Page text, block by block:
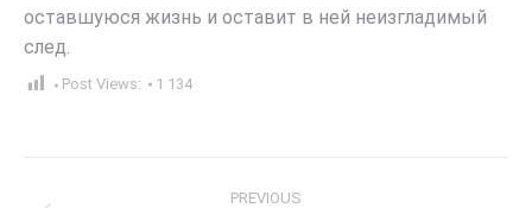
оставшуюся жизнь и оставит в ней неизгладимый
след.
Post Views: 1 134
PREVIOUS